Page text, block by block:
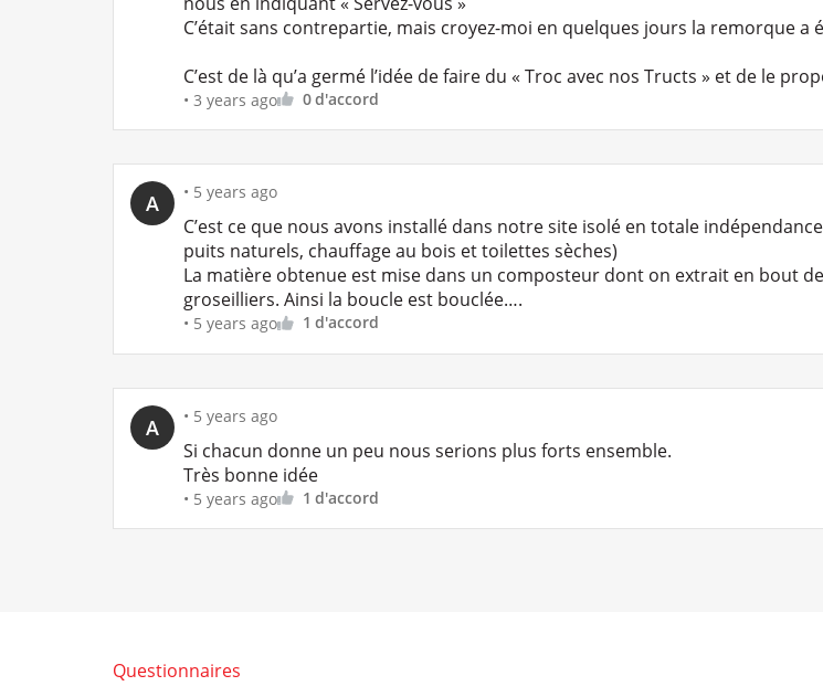
C’était sans contrepartie, mais croyez-moi en quelques jours la remorque a
C’est de là qu’a germé l’idée de faire du « Troc avec nos Tructs » et de le
• 3 years ago 0d'accord
A • 5 years ago
C’est ce que nous avons installé dans notre site isolé en totale
puits naturels, chauffage au bois et toilettes sèches)
La matière obtenue est mise dans un composteur dont on extrait en bout
groseilliers. Ainsi la boucle est bouclée….
• 5 years ago 1 d'accord
A • 5 years ago
Si chacun donne un peu nous serions plus forts ensemble.
Très bonne idée
• 5 years ago 1 d'accord
Questionnaires